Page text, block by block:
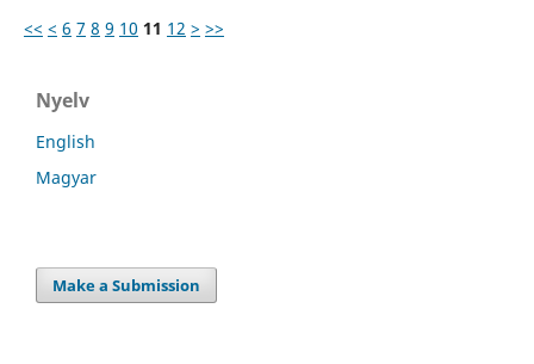
<< < 6 7 8 9 10 11 12 > >>
Nyelv
English
Magyar
Make a Submission